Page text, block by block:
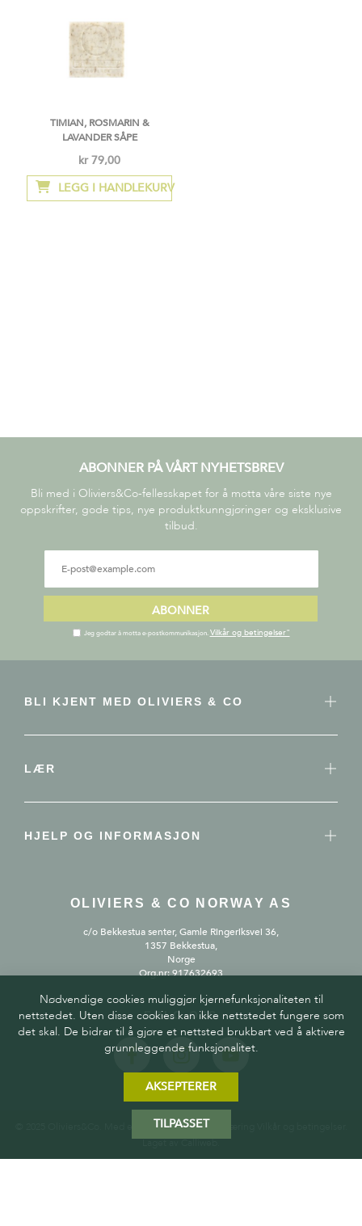
TIMIAN, ROSMARIN &
LAVANDER ​SÅPE
kr 79,00
LEGG I HANDLEKURV
ABONNER PÅ VÅRT NYHETSBREV
Bli med i Oliviers&Co-fellesskapet for å motta våre siste nye
oppskrifter, gode tips, nye produktkunngjøringer og eksklusive
tilbud.
ABONNER
Jeg godtar å motta e-postkommunikasjon. Vilkår og betingelser"
BLI KJENT MED OLIVIERS & CO
LÆR
HJELP OG INFORMASJON
OLIVIERS & CO NORWAY AS
c/o Bekkestua senter, Gamle Ringeriksvei 36,
1357 Bekkestua,
Norge
Org.nr: 917632693
FØLG OSS
© 2025 Oliviers&Co. Med enerett.Personvernerklæring
Laget avCalliweb.
Nødvendige cookies muliggjør kjernefunksjonaliteten til
nettstedet. Uten disse cookies kan ikke nettstedet fungere som
det skal. De bidrar til å gjøre et nettsted brukbart ved å aktivere
grunnleggende funksjonalitet.
AKSEPTERER
TILPASSET